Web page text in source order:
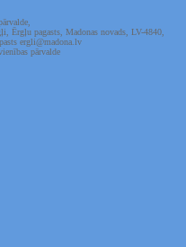
Ērgļu pagasts, Madonas novads, LV-4840,
ergli@madona.lv
pārvalde